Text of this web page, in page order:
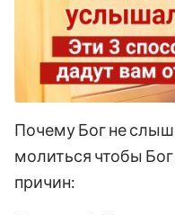
Почему Бог не
молиться чтобы
причин: